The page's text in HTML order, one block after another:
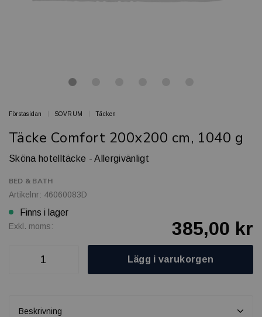
Förstasidan SOVRUM Täcken
Täcke Comfort 200x200 cm, 1040 g
Sköna hotelltäcke - Allergivänligt
BED & BATH
Artikelnr: 46060083D
Finns i lager
Exkl. moms: 385,00 kr
Lägg i varukorgen
Beskrivning